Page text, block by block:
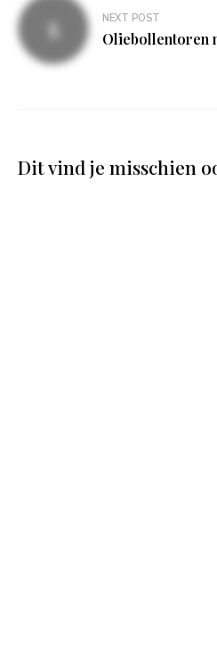
NEXT POST
Oliebollentoren
Dit vind je misschien